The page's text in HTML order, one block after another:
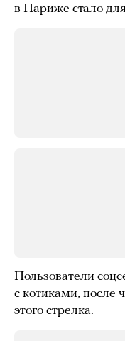
в Париже стало
Пользователи
с котиками, после
этого стрелка.